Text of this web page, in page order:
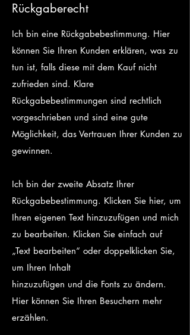
Rückgaberecht
Ich bin eine Rückgabebestimmung. Hier
können Sie Ihren Kunden erklären, was zu
tun ist, falls diese mit dem Kauf nicht
zufrieden sind. Klare
Rückgabebestimmungen sind rechtlich
vorgeschrieben und sind eine gute
Möglichkeit, das Vertrauen Ihrer Kunden zu
gewinnen.
Ich bin der zweite Absatz Ihrer
Rückgabebestimmung. Klicken Sie hier, um
Ihren eigenen Text hinzuzufügen und mich
zu bearbeiten. Klicken Sie einfach auf
„Text bearbeiten“ oder doppelklicken Sie,
um Ihren Inhalt
hinzuzufügen und die Fonts zu ändern.
Hier können Sie Ihren Besuchern mehr
erzählen.